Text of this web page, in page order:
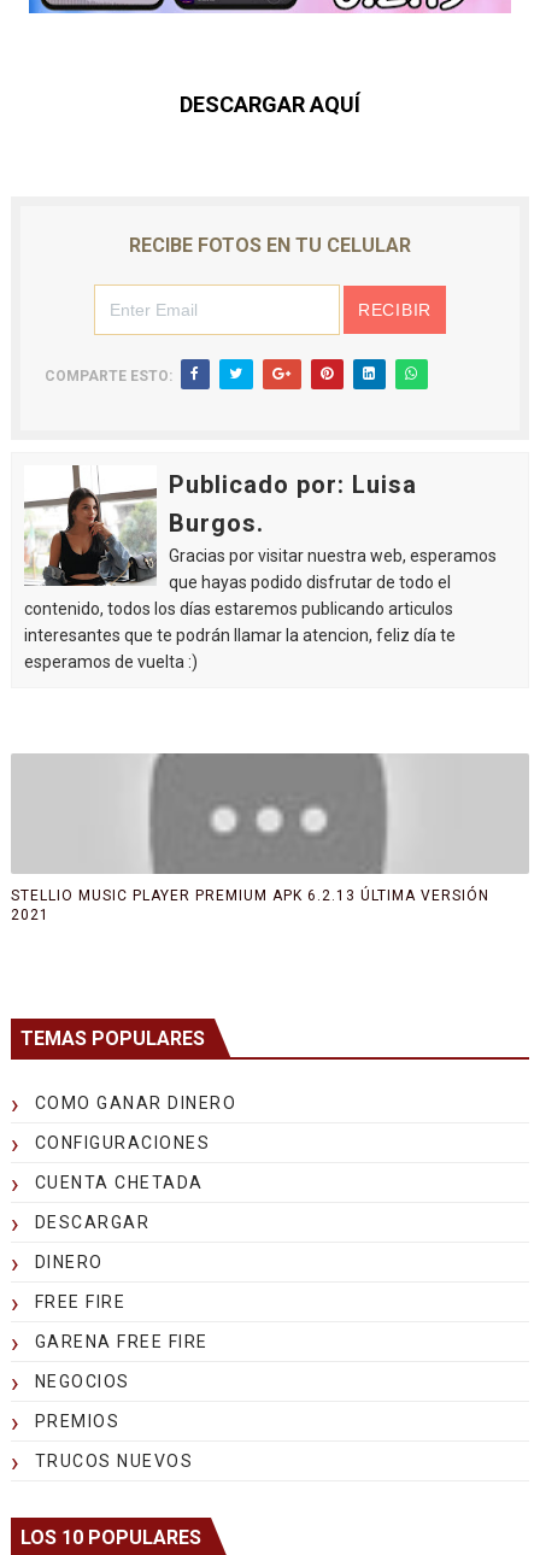
DESCARGAR AQUÍ
RECIBE FOTOS EN TU CELULAR
COMPARTE ESTO:
Publicado por: Luisa
Burgos.
Gracias por visitar nuestra web, esperamos
que hayas podido disfrutar de todo el
contenido, todos los días estaremos publicando articulos
interesantes que te podrán llamar la atencion, feliz día te
esperamos de vuelta :)
STELLIO MUSIC PLAYER PREMIUM APK 6.2.13 ÚLTIMA VERSIÓN
2021
TEMAS POPULARES
COMO GANAR DINERO
CONFIGURACIONES
CUENTA CHETADA
DESCARGAR
DINERO
FREE FIRE
GARENA FREE FIRE
NEGOCIOS
PREMIOS
TRUCOS NUEVOS
LOS 10 POPULARES